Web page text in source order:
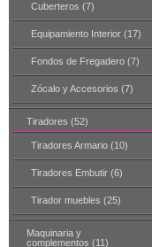
Cuberteros (7)
Equipamiento Interior (17)
Fondos de Fregadero (7)
Zócalo y Accesorios (7)
Tiradores (52)
Tiradores Armario (10)
Tiradores Embutir (6)
Tirador muebles (25)
Maquinaria y
complementos (11)